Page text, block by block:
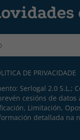
DE PRIVACIDADE
Serlogal 2.0 S.L.;
cesións de
Limitación,
detallada na